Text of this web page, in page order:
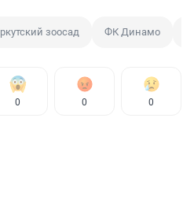
зоосад ФК Динамо
0 0 0